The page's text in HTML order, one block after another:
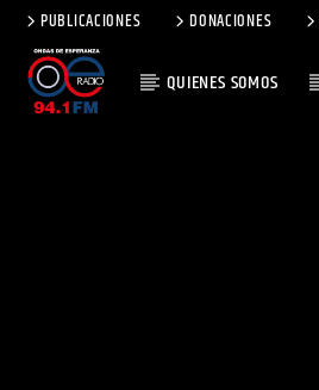
PUBLICACIONES DONACIONES
QUIENES SOMOS